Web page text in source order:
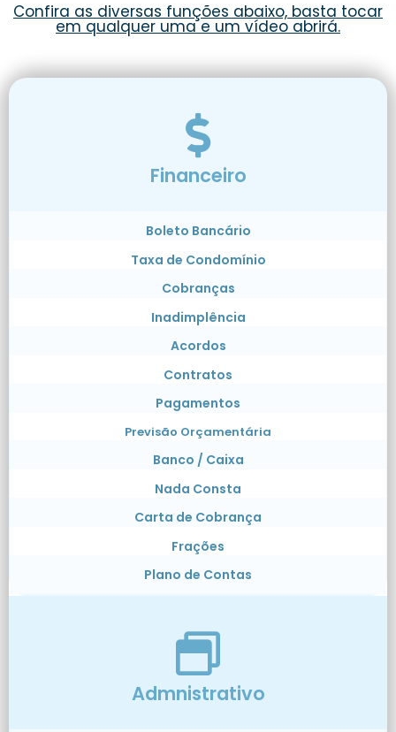
Confira as diversas funções abaixo, basta tocar
em qualquer uma e um vídeo abrirá.
Financeiro
Boleto Bancário
Taxa de Condomínio
Cobranças
Inadimplência
Acordos
Contratos
Pagamentos
Previsão Orçamentária
Banco / Caixa
Nada Consta
Carta de Cobrança
Frações
Plano de Contas
Admnistrativo